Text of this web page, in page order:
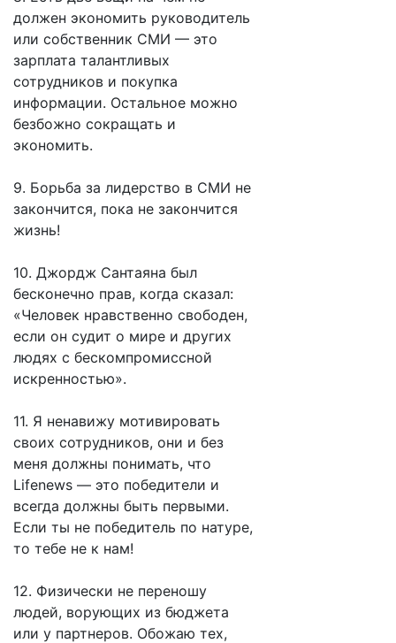
должен экономить руководитель
или собственник СМИ — это
зарплата талантливых
сотрудников и покупка
информации. Остальное можно
безбожно сокращать и
экономить.
9. Борьба за лидерство в СМИ не
закончится, пока не закончится
жизнь!
10. Джордж Сантаяна был
бесконечно прав, когда сказал:
«Человек нравственно свободен,
если он судит о мире и других
людях с бескомпромиссной
искренностью».
11. Я ненавижу мотивировать
своих сотрудников, они и без
меня должны понимать, что
Lifenews — это победители и
всегда должны быть первыми.
Если ты не победитель по натуре,
то тебе не к нам!
12. Физически не переношу
людей, ворующих из бюджета
или у партнеров. Обожаю тех,